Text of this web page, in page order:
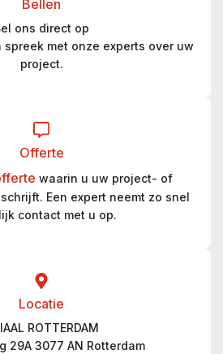
Bellen
ons direct op
spreek met onze experts over uw
project.
Offerte
waarin u uw project- of
Een expert neemt zo snel
contact met u op.
Locatie
ROTTERDAM
29A 3077 AN Rotterdam